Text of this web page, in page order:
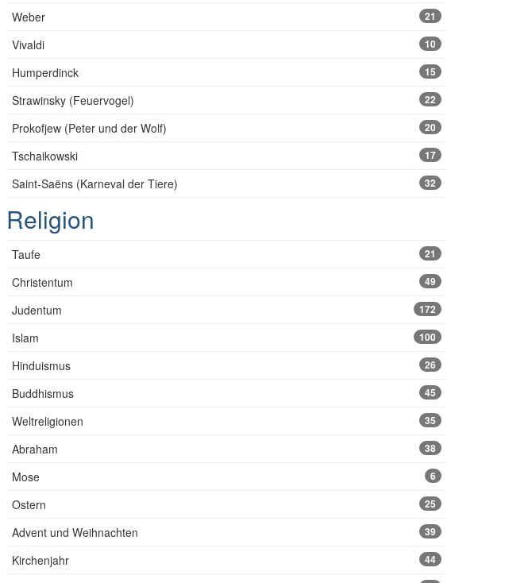
Weber 21
Vivaldi 10
Humperdinck 15
Strawinsky (Feuervogel) 22
Prokofjew (Peter und der Wolf) 20
Tschaikowski 17
Saint-Saëns (Karneval der Tiere) 32
Religion
Taufe 21
Christentum 49
Judentum 172
Islam 100
Hinduismus 26
Buddhismus 45
Weltreligionen 35
Abraham 38
Mose 6
Ostern 25
Advent und Weihnachten 39
Kirchenjahr 44